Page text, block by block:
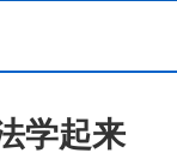
学起来